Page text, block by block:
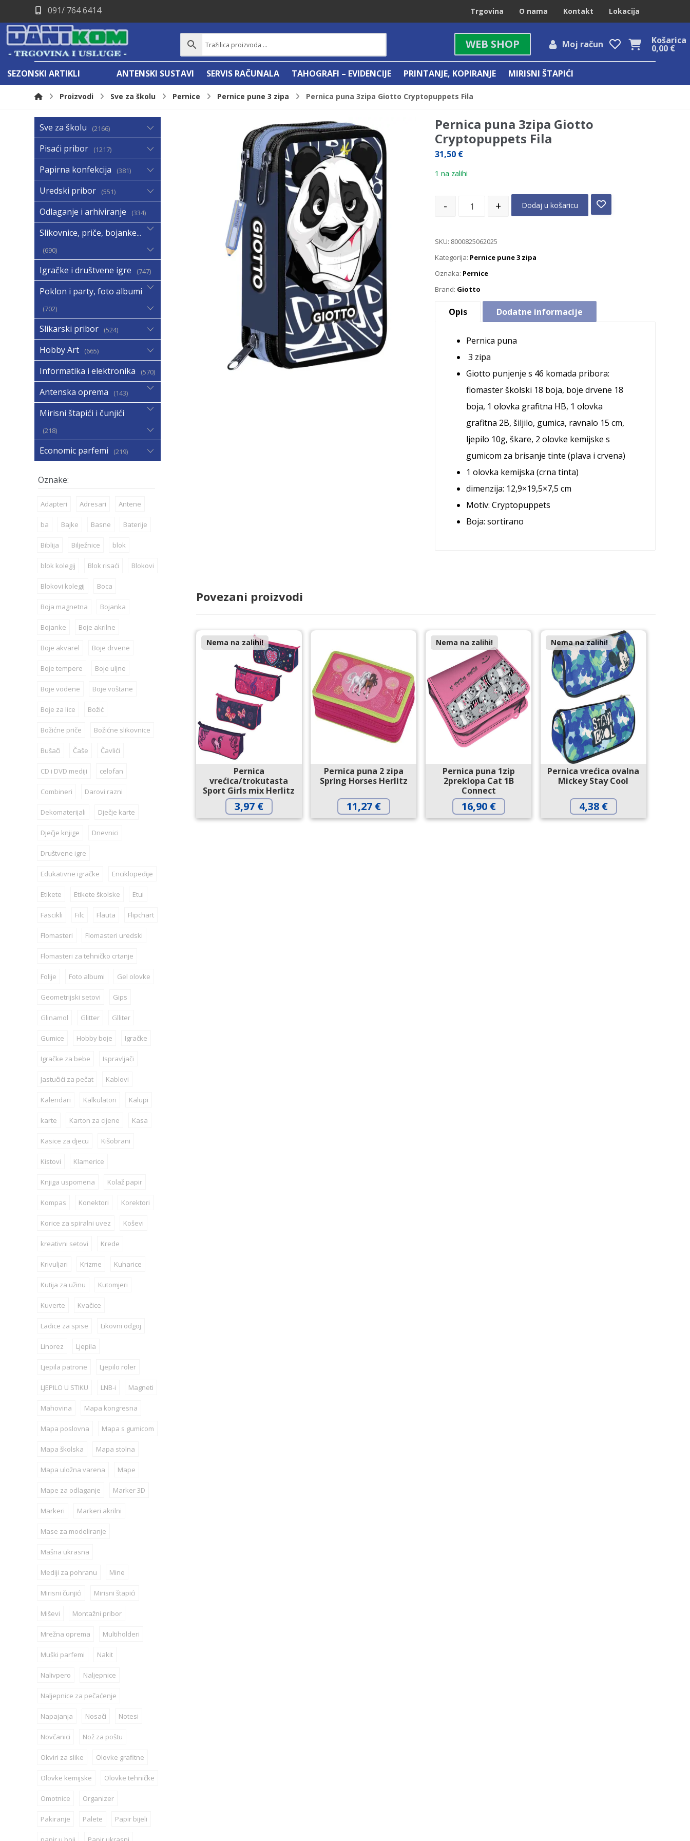
091/ 764 6414 Trgovina O nama Kontakt Lokacija
Košarica
0,00 €
Moj račun
WEB SHOP
SEZONSKI ARTIKLI ANTENSKI SUSTAVI SERVIS RAČUNALA TAHOGRAFI – EVIDENCIJE PRINTANJE, KOPIRANJE MIRISNI ŠTAPIĆI
Proizvodi Sve za školu Pernice Pernice pune 3 zipa Pernica puna 3zipa Giotto Cryptopuppets Fila
Pernica puna 3zipa Giotto
Cryptopuppets Fila
31,50 €
1 na zalihi
- + Dodaj u košaricu
SKU: 8000825062025
Kategorija: Pernice pune 3 zipa
Oznaka: Pernice
Brand: Giotto
Opis Dodatne informacije
Pernica puna
3 zipa
Giotto punjenje s 46 komada pribora:
flomaster školski 18 boja, boje drvene 18
boja, 1 olovka grafitna HB, 1 olovka
grafitna 2B, šiljilo, gumica, ravnalo 15 cm,
ljepilo 10g, škare, 2 olovke kemijske s
gumicom za brisanje tinte (plava i crvena)
1 olovka kemijska (crna tinta)
dimenzija: 12,9×19,5×7,5 cm
Motiv:Cryptopuppets
Boja: sortirano
Povezani proizvodi
Nema na zalihi!
Pernica
vrećica/trokutasta
Sport Girls mix Herlitz
3,97 €
Pernica puna 2 zipa
Spring Horses Herlitz
11,27 €
Nema na zalihi!
Pernica puna 1zip
2preklopa Cat 1B
Connect
16,90 €
Nema na zalihi!
Pernica vrećica ovalna
Mickey Stay Cool
4,38 €
Sve za školu 2166
Pisaći pribor 1217
Papirna konfekcija 381
Uredski pribor 551
Odlaganje i arhiviranje 334
Slikovnice, priče, bojanke...
690
Igračke i društvene igre 747
Poklon i party, foto albumi
702
Slikarski pribor 524
Hobby Art 665
Informatika i elektronika 570
Antenska oprema 143
Mirisni štapići i čunjići
218
Economic parfemi 219
Adapteri Adresari Antene
ba Bajke Basne Baterije
Biblija Bilježnice blok
blok kolegij Blok risaći Blokovi
Blokovi kolegij Boca
Boja magnetna Bojanka
Bojanke Boje akrilne
Boje akvarel Boje drvene
Boje tempere Boje uljne
Boje vodene Boje voštane
Boje za lice Božić
Božićne priče Božićne slikovnice
Bušači Čaše Čavlići
CD i DVD mediji celofan
Combineri Darovi razni
Dekomaterijali Dječje karte
Dječje knjige Dnevnici
Društvene igre
Edukativne igračke Enciklopedije
Etikete Etikete školske Etui
Fascikli Filc Flauta Flipchart
Flomasteri Flomasteri uredski
Flomasteri za tehničko crtanje
Folije Foto albumi Gel olovke
Geometrijski setovi Gips
Glinamol Glitter Glliter
Gumice Hobby boje Igračke
Igračke za bebe Ispravljači
Jastučići za pečat Kablovi
Kalendari Kalkulatori Kalupi
karte Karton za cijene Kasa
Kasice za djecu Kišobrani
Kistovi Klamerice
Knjiga uspomena Kolaž papir
Kompas Konektori Korektori
Korice za spiralni uvez Koševi
kreativni setovi Krede
Krivuljari Krizme Kuharice
Kutija za užinu Kutomjeri
Kuverte Kvačice
Ladice za spise Likovni odgoj
Linorez Ljepila
Ljepila patrone Ljepilo roler
LJEPILO U STIKU LNB-i Magneti
Mahovina Mapa kongresna
Mapa poslovna Mapa s gumicom
Mapa školska Mapa stolna
Mapa uložna varena Mape
Mape za odlaganje Marker 3D
Markeri Markeri akrilni
Mase za modeliranje
Mašna ukrasna
Mediji za pohranu Mine
Mirisni čunjići Mirisni štapići
Miševi Montažni pribor
Mrežna oprema Multiholderi
Muški parfemi Nakit
Nalivpero Naljepnice
Naljepnice za pečaćenje
Napajanja Nosači Notesi
Novčanici Nož za poštu
Okviri za slike Olovke grafitne
Olovke kemijske Olovke tehničke
Omotnice Organizer
Pakiranje Palete Papir bijeli